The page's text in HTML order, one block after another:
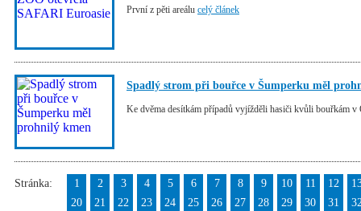
První z pěti areálu celý článek
Spadlý strom při bouřce v Šumperku měl
Ke dvěma desítkám případů vyjížděli hasiči kvůli bouřkám
Stránka: 1 2 3 4 5 6 7 8 9 10 11 12
20
21 22 23 24 25 26 27 28 29 30 31